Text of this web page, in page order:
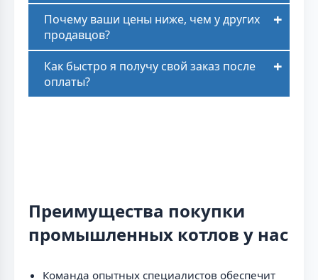
Почему ваши цены ниже, чем у других
продавцов?
Как быстро я получу свой заказ после
оплаты?
Преимущества покупки
промышленных котлов у нас
Команда опытных специалистов обеспечит